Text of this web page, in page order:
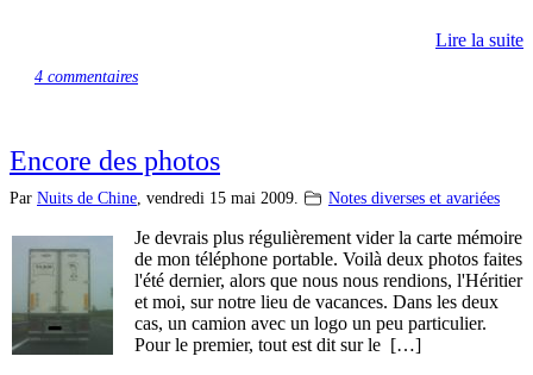
Lire la suite
4 commentaires
Encore des photos
Par Nuits de Chine, vendredi 15 mai 2009. Notes diverses et avariées
Je devrais plus régulièrement vider la carte mémoire
de mon téléphone portable. Voilà deux photos faites
l'été dernier, alors que nous nous rendions, l'Héritier
et moi, sur notre lieu de vacances. Dans les deux
cas, un camion avec un logo un peu particulier.
Pour le premier, tout est dit sur le […]